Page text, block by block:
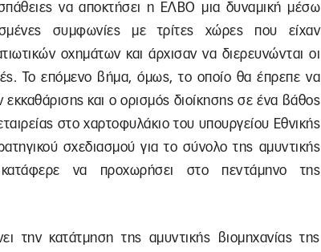
να αποκτήσει η ΕΛΒΟ μια δυναμική μέσω
συμφωνίες με τρίτες χώρες που είχαν
οχημάτων και άρχισαν να διερευνώνται οι
Το επόμενο βήμα, όμως, το οποίο θα έπρεπε να
εκκαθάρισης και ο ορισμός διοίκησης σε ένα βάθος
στο χαρτοφυλάκιο του υπουργείου Εθνικής
σχεδιασμού για το σύνολο της αμυντικής
να προχωρήσει στο πεντάμηνο της
την κατάτμηση της αμυντικής βιομηχανίας της